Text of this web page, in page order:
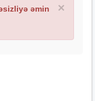
×
əmin